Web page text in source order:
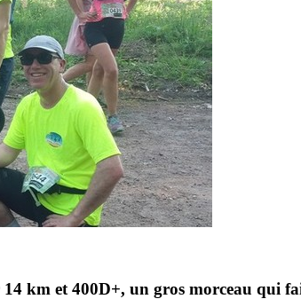
km et 400D+, un gros morceau qui